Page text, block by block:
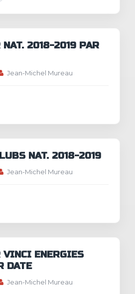
NAT. 2018-2019 PAR
Jean-Michel Mureau
NAT. 2018-2019
Jean-Michel Mureau
VINCI ENERGIES
DATE
Jean-Michel Mureau